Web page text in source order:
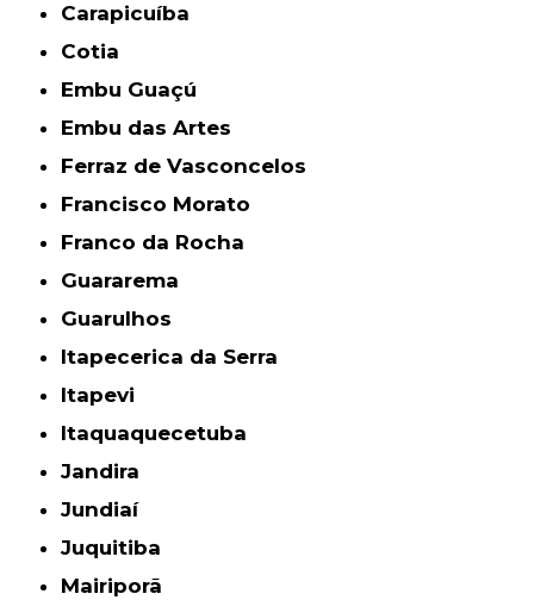
Carapicuíba
Cotia
Embu Guaçú
Embu das Artes
Ferraz de Vasconcelos
Francisco Morato
Franco da Rocha
Guararema
Guarulhos
Itapecerica da Serra
Itapevi
Itaquaquecetuba
Jandira
Jundiaí
Juquitiba
Mairiporã